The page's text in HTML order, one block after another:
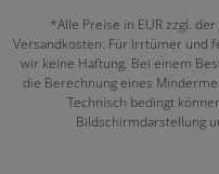
*Alle Preise in EUR zzgl.
Versandkosten. Für Irrtümer und
wir keine Haftung. Bei einem
die Berechnung eines
Technisch bedingt
Bildschirmdarstellung